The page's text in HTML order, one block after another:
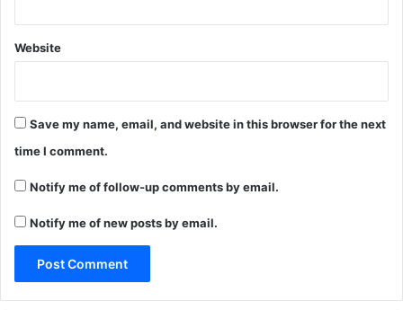
Website
Save my name, email, and website in this browser for the next
time I comment.
Notify me of follow-up comments by email.
Notify me of new posts by email.